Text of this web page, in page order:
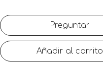
Preguntar
Añadir al carrito